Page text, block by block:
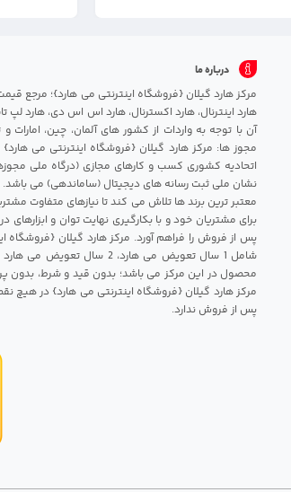
درباره ما
هارد اینترنال، هارد اکسترنال، هارد اس اس دی، هارد لپ
آن با توجه به واردات از کشور های آلمان، چین،
مجوز ها: مرکز هارد گیلان {فروشگاه اینترنتی می
اتحادیه کشوری کسب و کارهای مجازی (درگاه ملی
نشان ملی ثبت رسانه های دیجیتال (ساماندهی) می باشد.
معتبر ترین برند ها تلاش می کند تا نیازهای متفاوت
برای مشتریان خود و با بکارگیری نهایت توان و
پس از فروش را فراهم آورد. مرکز هارد گیلان {فروشگاه
محصول در این مرکز می باشد؛ بدون قید و شرط، بدون
مرکز هارد گیلان {فروشگاه اینترنتی می هارد} در هیچ
پس از فروش ندارد.